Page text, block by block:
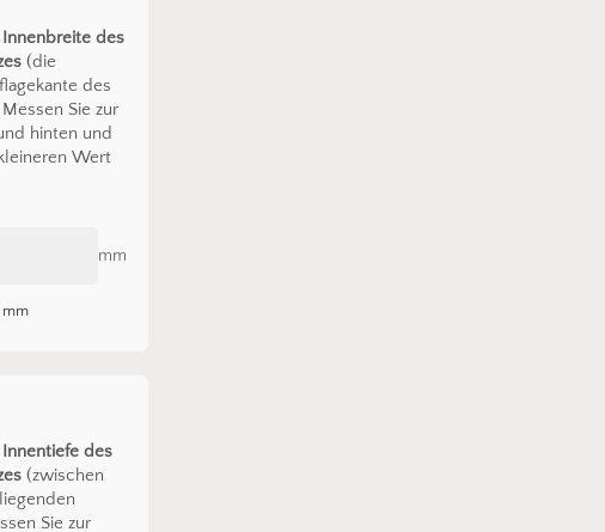
Innenbreite des
(die
des
Sie zur
hinten und
Wert
mm
Innentiefe des
(zwischen
Sie zur